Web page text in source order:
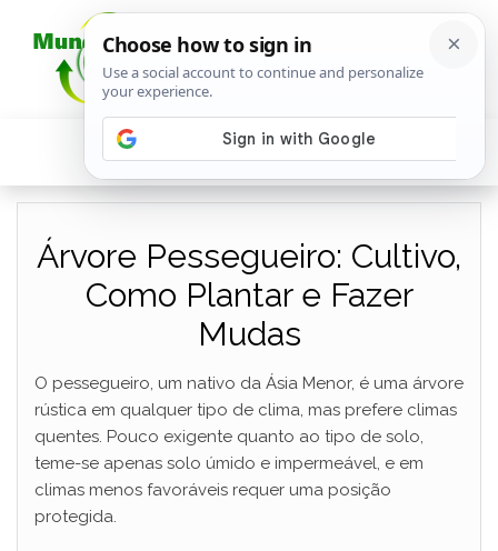
Árvore Pessegueiro: Cultivo,
Como Plantar e Fazer
Mudas
O pessegueiro, um nativo da Ásia Menor, é uma árvore
rústica em qualquer tipo de clima, mas prefere climas
quentes. Pouco exigente quanto ao tipo de solo,
teme-se apenas solo úmido e impermeável, e em
climas menos favoráveis requer uma posição
protegida.